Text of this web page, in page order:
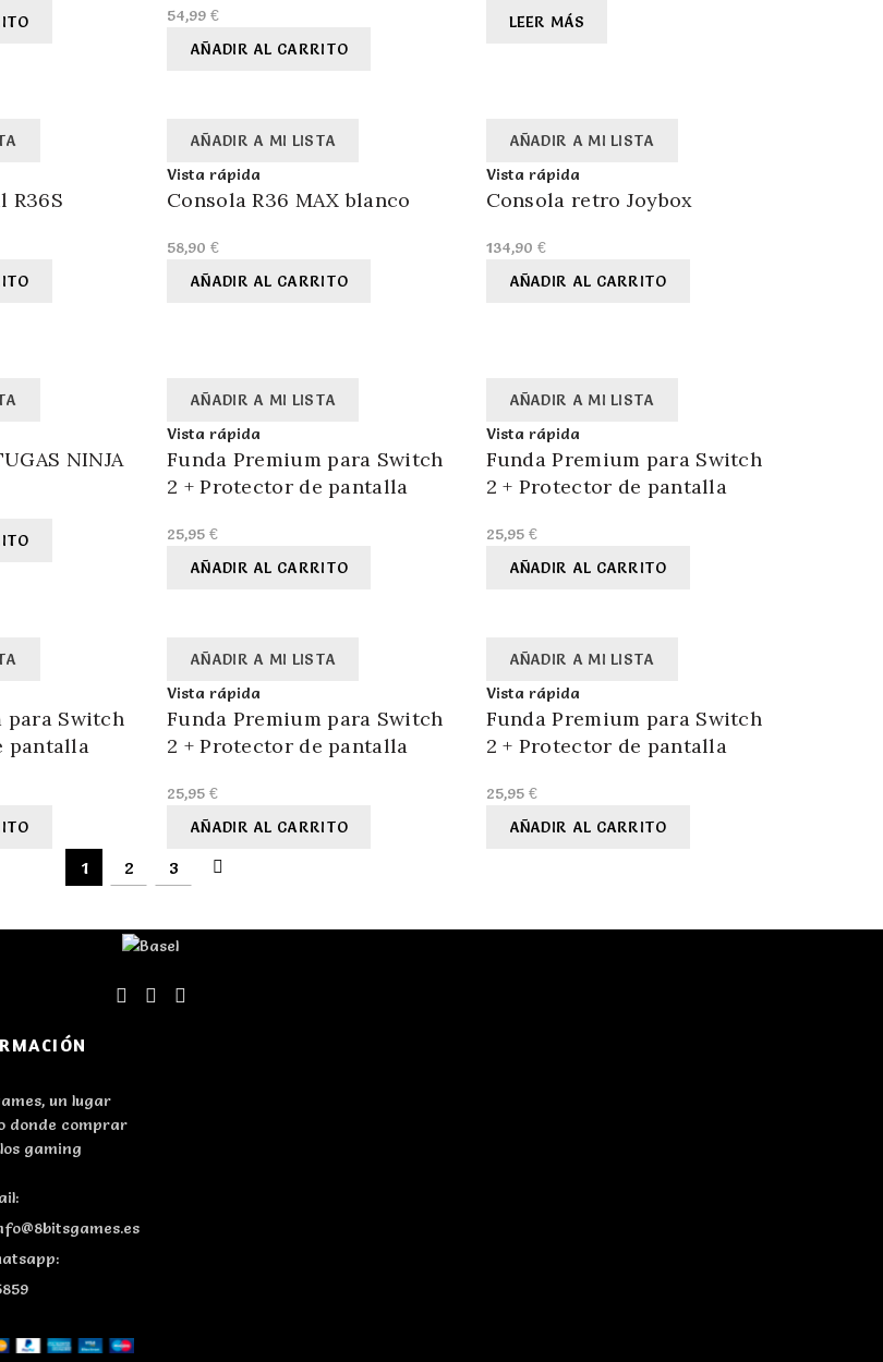
54,99 €
AÑADIR AL CARRITO
LEER MÁS
R36S
AÑADIR A MI LISTA
Vista rápida
Consola R36 MAX blanco
58,90 €
AÑADIR AL CARRITO
AÑADIR A MI LISTA
Vista rápida
Consola retro Joybox
134,90 €
AÑADIR AL CARRITO
NINJA
AÑADIR A MI LISTA
Vista rápida
Funda Premium para Switch
2 + Protector de pantalla
25,95 €
AÑADIR AL CARRITO
AÑADIR A MI LISTA
Vista rápida
Funda Premium para Switch
2 + Protector de pantalla
25,95 €
AÑADIR AL CARRITO
para Switch
pantalla
AÑADIR A MI LISTA
Vista rápida
Funda Premium para Switch
2 + Protector de pantalla
25,95 €
AÑADIR AL CARRITO
AÑADIR A MI LISTA
Vista rápida
Funda Premium para Switch
2 + Protector de pantalla
25,95 €
AÑADIR AL CARRITO
1 2 3
un lugar
donde comprar
gaming